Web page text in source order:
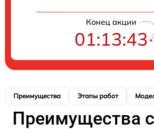
Конец акции
01:13:42
Преимущества Этапы работ
Преимущества